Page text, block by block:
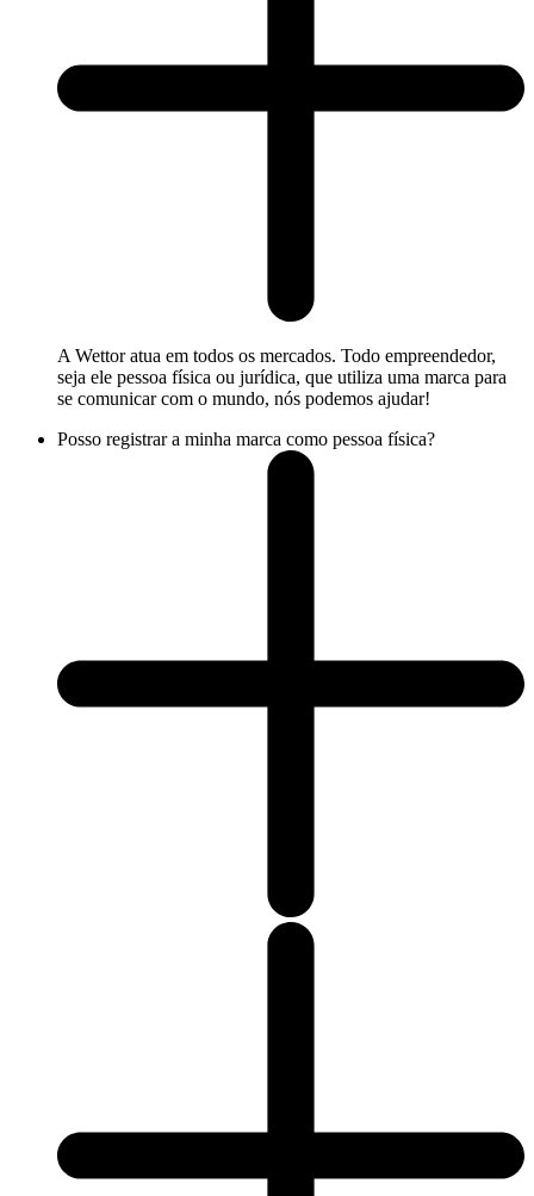
A Wettor atua em todos os mercados. Todo empreendedor,
seja ele pessoa física ou jurídica, que utiliza uma marca para
se comunicar com o mundo, nós podemos ajudar!
Posso registrar a minha marca como pessoa física?